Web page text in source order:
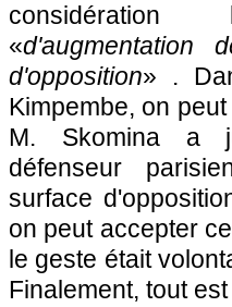
«d'augmentation
d'opposition» .
Kimpembe, on
M. Skomina a
défenseur
surface
on peut accepter
le geste était
Finalement, tout